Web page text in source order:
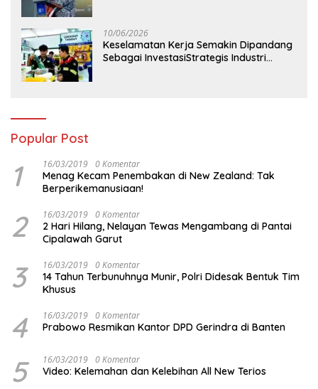
10/06/2026
Keselamatan Kerja Semakin Dipandang
Sebagai InvestasiStrategis Industri
Popular Post
1 16/03/2019 0 Komentar
Menag Kecam Penembakan di New Zealand: Tak
Berperikemanusiaan!
2 16/03/2019 0 Komentar
2 Hari Hilang, Nelayan Tewas Mengambang di Pantai
Cipalawah Garut
3 16/03/2019 0 Komentar
14 Tahun Terbunuhnya Munir, Polri Didesak Bentuk Tim
Khusus
4 16/03/2019 0 Komentar
Prabowo Resmikan Kantor DPD Gerindra di Banten
5 16/03/2019 0 Komentar
Video: Kelemahan dan Kelebihan All New Terios